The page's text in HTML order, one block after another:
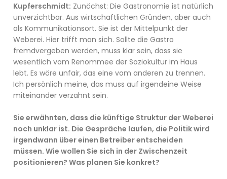
Kupferschmidt: Zunächst: Die Gastronomie ist natürlich
unverzichtbar. Aus wirtschaftlichen Gründen, aber auch
als Kommunikationsort. Sie ist der Mittelpunkt der
Weberei. Hier trifft man sich. Sollte die Gastro
fremdvergeben werden, muss klar sein, dass sie
wesentlich vom Renommee der Soziokultur im Haus
lebt. Es wäre unfair, das eine vom anderen zu trennen.
Ich persönlich meine, das muss auf irgendeine Weise
miteinander verzahnt sein.
Sie erwähnten, dass die künftige Struktur der Weberei
noch unklar ist. Die Gespräche laufen, die Politik wird
irgendwann über einen Betreiber entscheiden
müssen. Wie wollen Sie sich in der Zwischenzeit
positionieren? Was planen Sie konkret?